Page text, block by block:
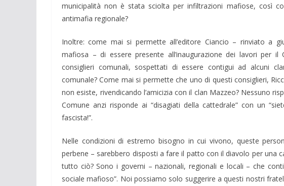
municipalità non è stata sciolta per infiltrazioni mafiose, così
antimafia regionale?
Inoltre: come mai si permette all’editore Ciancio – rinviato a
mafiosa – di essere presente all’inaugurazione dei lavori per
consiglieri comunali, sospettati di essere contigui ad alcuni
comunale? Come mai si permette che uno di questi consiglieri,
non esiste, rivendicando l’amicizia con il clan Mazzeo? Nessuno
Comune anzi risponde ai “disagiati della cattedrale” con un
fascista!”.
Nelle condizioni di estremo bisogno in cui vivono, queste
perbene – sarebbero disposti a fare il patto con il diavolo per una
tutto ciò? Sono i governi – nazionali, regionali e locali – che
sociale mafioso”. Noi possiamo solo suggerire a questi nostri